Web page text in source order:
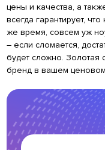
цены и качества, а
всегда гарантирует,
же время, совсем уж
– если сломается,
будет сложно. Золотая
бренд в вашем